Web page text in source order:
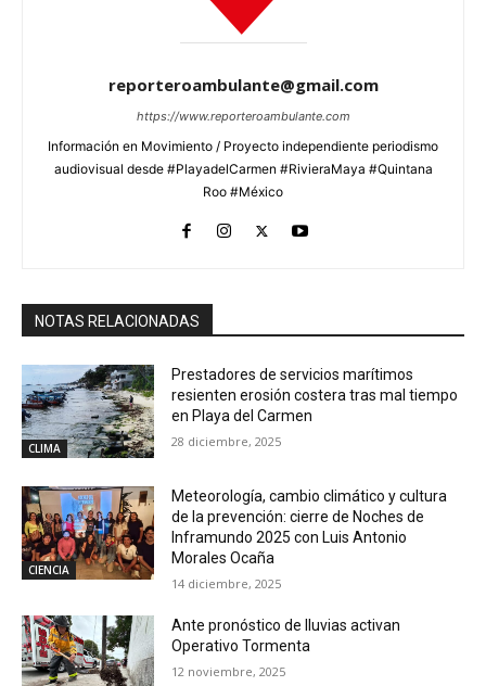
reporteroambulante@gmail.com
https://www.reporteroambulante.com
Información en Movimiento / Proyecto independiente periodismo
audiovisual desde #PlayadelCarmen #RivieraMaya #Quintana
Roo #México
NOTAS RELACIONADAS
CLIMA
Prestadores de servicios marítimos
resienten erosión costera tras mal tiempo
en Playa del Carmen
28 diciembre, 2025
CIENCIA
Meteorología, cambio climático y cultura
de la prevención: cierre de Noches de
Inframundo 2025 con Luis Antonio
Morales Ocaña
14 diciembre, 2025
Ante pronóstico de lluvias activan
Operativo Tormenta
12 noviembre, 2025